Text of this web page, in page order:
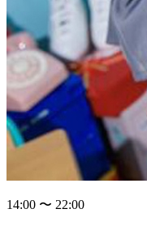
14:00 〜 22:00